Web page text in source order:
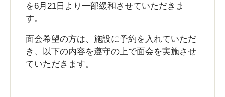
を6月21日より一部緩和させていただきま
す。
面会希望の方は、施設に予約を入れていただ
き、以下の内容を遵守の上で面会を実施させ
ていただきます。